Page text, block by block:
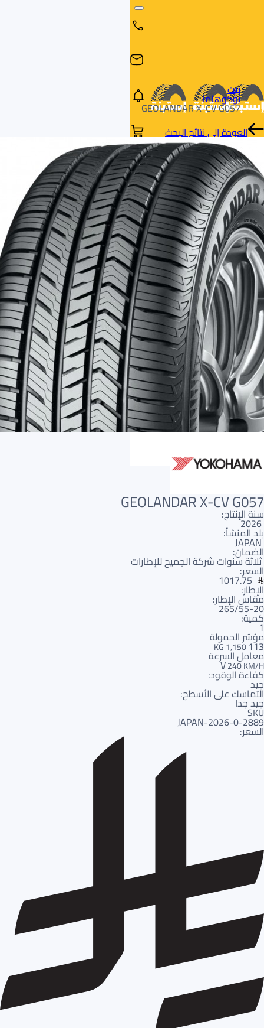
البحث عن
طريق
السيارة
البحث
بالمقاس
البحث
حسب
العلامة
التجارية
AR
بيت
يوكوهاما
GEOLANDAR X-CV G057
العودة إلى نتائج البحث
GEOLANDAR X-CV G057
سنة الإنتاج:
2026
بلد المنشأ:
JAPAN
الضمان:
ثلاثة سنوات شركة الجميح للإطارات
السعر:
1017.75
الإطار:
مقاس الإطار:
265/55-20
كمية:
1
مؤشر الحمولة
113
1,150 KG
معامل السرعة
V240 KM/H
كفاءة الوقود:
جيد
التماسك على الأسطح:
جيد جدا
SKU
2889-JAPAN-2026-0
السعر: